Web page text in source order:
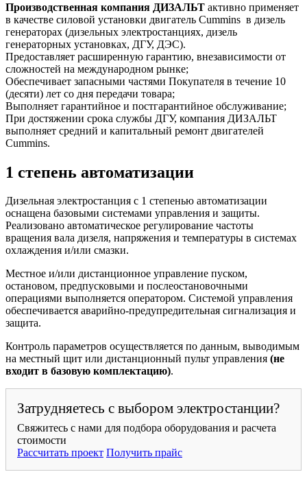
Производственная компания ДИЗАЛЬТ активно применяет
в качестве силовой установки двигатель Cummins в дизель
генераторах (дизельных электростанциях, дизель
генераторных установках, ДГУ, ДЭС).
Предоставляет расширенную гарантию, внезависимости от
сложностей на международном рынке;
Обеспечивает запасными частями Покупателя в течение 10
(десяти) лет со дня передачи товара;
Выполняет гарантийное и постгарантийное обслуживание;
При достяжении срока службы ДГУ, компания ДИЗАЛЬТ
выполняет средний и капитальный ремонт двигателей
Cummins.
1 степень автоматизации
Дизельная электростанция с 1 степенью автоматизации
оснащена базовыми системами управления и защиты.
Реализовано автоматическое регулирование частоты
вращения вала дизеля, напряжения и температуры в системах
охлаждения и/или смазки.
Местное и/или дистанционное управление пуском,
остановом, предпусковыми и послеостановочными
операциями выполняется оператором. Системой управления
обеспечивается аварийно-предупредительная сигнализация и
защита.
Контроль параметров осуществляется по данным, выводимым
на местный щит или дистанционный пульт управления (не
входит в базовую комплектацию).
Затрудняетесь с выбором электростанции?
Свяжитесь с нами для подбора оборудования и расчета
стоимости
Рассчитать проект Получить прайс